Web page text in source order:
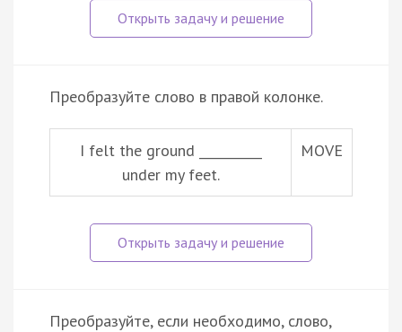
Преобразуйте слово в правой колонке.
I felt the ground __________
under my feet.
MOVE
Преобразуйте, если необходимо, слово,